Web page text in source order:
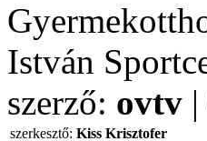
István
szerző: ovtv
szerkesztő: Kiss Krisztofer